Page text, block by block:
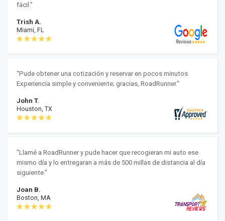
fácil."
Trish A.
Miami, FL
"Pude obtener una cotización y reservar en pocos minutos.
Experiencia simple y conveniente; gracias, RoadRunner."
John T.
Houston, TX
"Llamé a RoadRunner y pude hacer que recogieran mi auto ese
mismo día y lo entregaran a más de 500 millas de distancia al día
siguiente."
Joan B.
Boston, MA